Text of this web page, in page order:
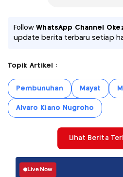
FollowWhatsApp Channel
update berita terbaru setiap
Topik Artikel :
Pembunuhan Mayat
Alvaro Kiano Nugroho
Lihat Berita
Live Now